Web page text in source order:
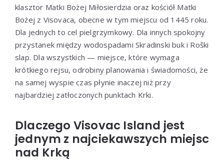
klasztor Matki Bożej Miłosierdzia oraz kościół Matki
Bożej z Visovaca, obecne w tym miejscu od 1445 roku.
Dla jednych to cel pielgrzymkowy. Dla innych spokojny
przystanek między wodospadami Skradinski buk i Roški
slap. Dla wszystkich — miejsce, które wymaga
krótkiego rejsu, odrobiny planowania i świadomości, że
na samej wyspie czas płynie inaczej niż przy
najbardziej zatłoczonych punktach Krki.
Dlaczego Visovac Island jest
jednym z najciekawszych miejsc
nad Krką